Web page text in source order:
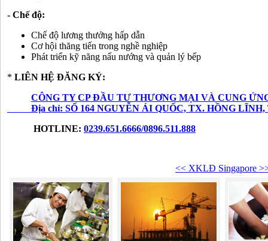
- Chế độ:
Chế độ lương thưởng hấp dẫn
Cơ hội thăng tiến trong nghề nghiệp
Phát triển kỹ năng nấu nướng và quản lý bếp
* LIÊN HỆ ĐĂNG KÝ:
CÔNG TY CP ĐẦU TƯ THƯƠNG MẠI VÀ CUNG
Địa chỉ: SỐ 164 NGUYỄN ÁI QUỐC, TX. HỒNG
HOTLINE: 0239.651.6666/0896.511.888
<< XKLĐ Singapore